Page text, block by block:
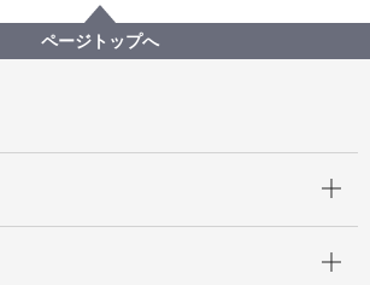
公表】除細動器一式の購入
ページトップへ